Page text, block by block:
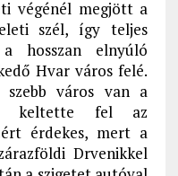
végénél megjött a
szél, így teljes
a hosszan elnyúló
Hvar város felé.
szebb város van a
keltette fel az
érdekes, mert a
Drvenikkel